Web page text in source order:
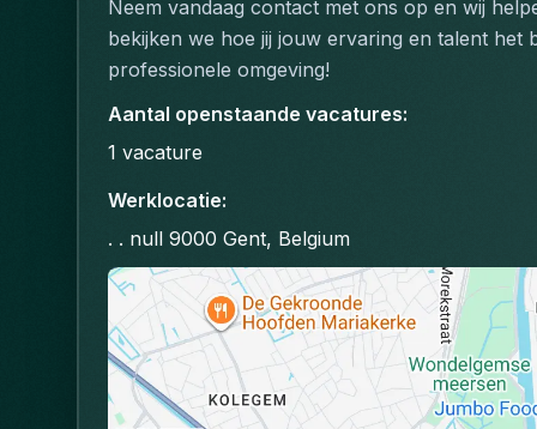
Neem vandaag contact met ons op en wij
bekijken we hoe jij jouw ervaring en talent het
professionele omgeving!
Aantal openstaande vacatures:
1 vacature
Werklocatie:
. . null 9000 Gent, Belgium